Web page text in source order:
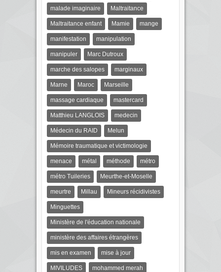
malade imaginaire Maltraitance
Maltraitance enfant Mamie mange
manifestation manipulation
manipuler Marc Dutroux
marche des salopes marginaux
Marne Maroc Marseille
massage cardiaque mastercard
Matthieu LANGLOIS medecin
Médecin du RAID Melun
Mémoire traumatique et victimologie
menace métal méthode métro
métro Tuileries Meurthe-et-Moselle
meurtre Millau Mineurs récidivistes
Minguettes
Ministère de l'éducation nationale
ministère des affaires étrangères
mis en examen mise à jour
MIVILUDES mohammed merah